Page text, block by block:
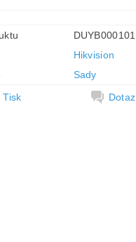
DUYB000101
Hikvision
Sady
Tisk
Dotaz